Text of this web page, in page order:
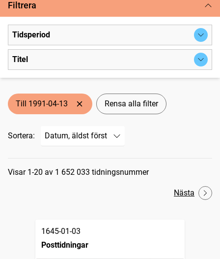
Filtrera
Tidsperiod
Titel
Till 1991-04-13 Rensa alla filter
Sortera:
Sökresultat
Visar 1-20 av 1 652 033 tidningsnummer
Nästa
1645-01-03
Posttidningar